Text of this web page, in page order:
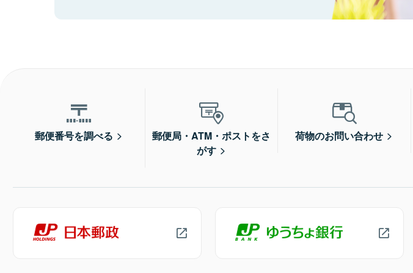
郵便番号を調べる
郵便局・ATM・ポストをさ
がす
荷物のお問い合わせ